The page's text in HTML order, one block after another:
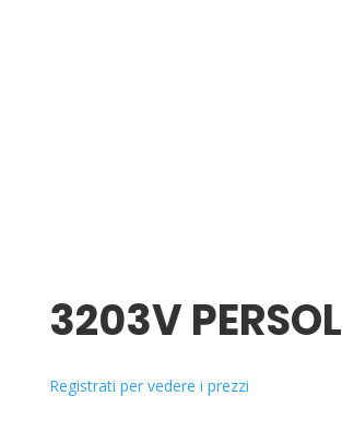
3203V PERSOL
Registrati per vedere i prezzi